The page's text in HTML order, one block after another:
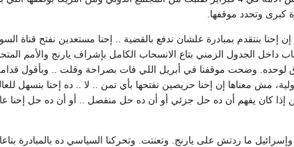
كبرى وتحدد موقفها.
بنتقدم بمبادرة علشان ندفع بالقضية .. إحنا مستعدين نفتح قناة
داخل الجدول الزمني بتاع الانسحاب الكامل بإشراف يارنج والأمم
وضحت موقفنا في أبريل اللي فات بصراحة وقلت .. وبأقول
مش معناها إن إحنا حريصين نفتحها بأي تمن .. لا .. ده إحنا بنسهل
إذا كان يفهم أن ده حل جزئي أو أن ده حل منفصل .. أو أن ده حل إحنا
ما ردتش على يارنج. وتعنتت. وتحركنا السياسي ده بالمبادرة